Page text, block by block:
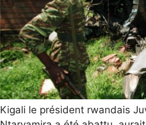
Kigali le président rwandais